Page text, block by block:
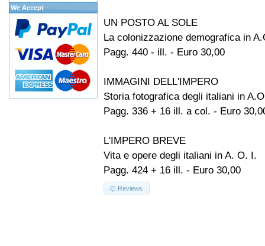
UN POSTO AL SOLE
La colonizzazione demografica in
Pagg. 440 - ill. - Euro 30,00
IMMAGINI DELL'IMPERO
Storia fotografica degli italiani in
Pagg. 336 + 16 ill. a col. - Euro
L'IMPERO BREVE
Vita e opere degli italiani in A. O. I.
Pagg. 424 + 16 ill. - Euro 30,00
Reviews
We Accept